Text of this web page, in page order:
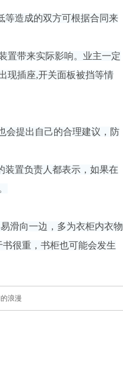
等造成的双方可根据合同来
置带来实际影响。业主一定
现插座,开关面板被挡等情
会提出自己的合理建议，防
装置负责人都表示，如果在
滑向一边，多为衣柜内衣物
很重，书柜也可能会发生
浪漫